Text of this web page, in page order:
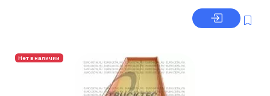
Нет в наличии